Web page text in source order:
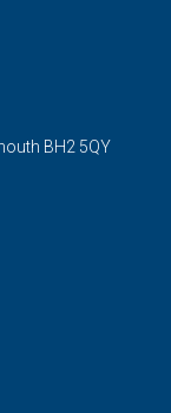
BH2 5QY